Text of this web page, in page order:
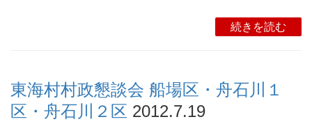
続きを読む
東海村村政懇談会 船場区・舟石川１
区・舟石川２区 2012.7.19